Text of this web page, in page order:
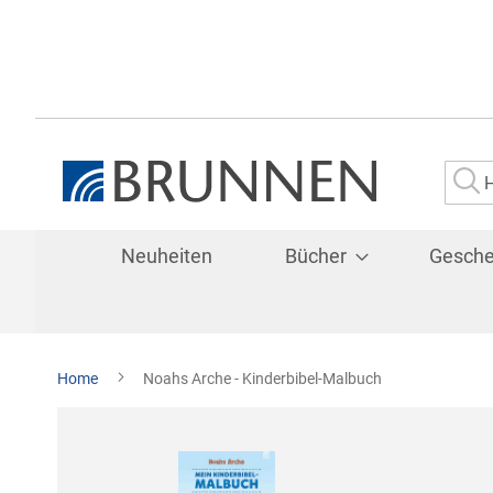
Neuheiten Bücher
Home Noahs Arche - Kinderbibel-Malbuch